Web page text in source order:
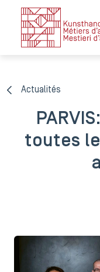
Actualités
toutes